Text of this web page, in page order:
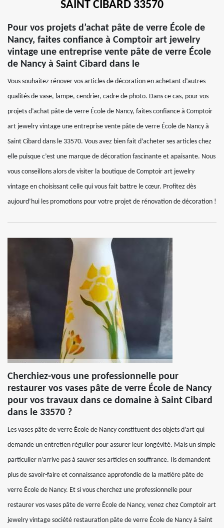
SAINT CIBARD 33570
Pour vos projets d’achat pâte de verre École de
Nancy, faites confiance à Comptoir art jewelry
vintage une entreprise vente pâte de verre École
de Nancy à Saint Cibard dans le
Vous souhaitez rénover vos articles de décoration en achetant d’autres
qualités de vase, lampe, cendrier, cadre de photo. Dans ce cas, pour vos
projets d’achat pâte de verre École de Nancy, faites confiance à Comptoir
art jewelry vintage une entreprise vente pâte de verre École de Nancy à
Saint Cibard dans le 33570. Vous avez bien fait d’acheter ses articles chez
elle puisque c’est une marque de décoration fascinante et apaisante. Nous
vous conseillons alors de visiter la boutique de Comptoir art jewelry
vintage en choisissant celle qui vous fait battre le cœur. Profitez dès
aujourd’hui les promotions pour votre projet de rénovation de décoration !
Cherchiez-vous une professionnelle pour
restaurer vos vases pâte de verre École de Nancy
pour vos travaux dans ce domaine à Saint Cibard
dans le 33570 ?
Les vases pâte de verre École de Nancy constituent des objets d’art qui
demande un entretien régulier pour assurer leur longévité. Mais un simple
particulier n’arrive pas à sauver ses articles en souffrance. Ils demandent
plus de savoir-faire et connaissance approfondie de la matière pâte de
verre École de Nancy. Et si vous cherchez une professionnelle pour
restaurer vos vases pâte de verre École de Nancy, venez chez Comptoir art
jewelry vintage société restauration pâte de verre École de Nancy à Saint